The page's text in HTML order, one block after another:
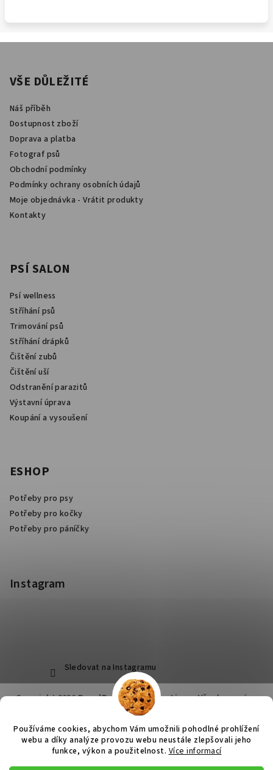
Používáme cookies, abychom Vám umožnili pohodlné prohlížení
webu a díky analýze provozu webu neustále zlepšovali jeho
funkce, výkon a použitelnost. Více informací
VŠE DŮLEŽITÉ
Náš příběh
Dostupnost zboží
Doprava a platba
Fotograf psů
Obchodní podmínky
Podmínky ochrany osobních údajů
Moje objednávka - Vrátit produkty
Kontakty
PSÍ SALON
Psí wellness
Stříhání psů
Trimování psů
Stříhání drápků
Čištění zubů
Čištění uší
Odstranění parazitů
Výstavní úprava
Koupání a vysoušení
ESHOP
Potřeby pro psy
Potřeby pro kočky
Potřeby pro páníčky
Instagram
Sledovat na Instagramu
Copyright 2026RoyalPets Salon&Boutique. Všechna práva
vyhrazena.
Vytvořil Shoptet